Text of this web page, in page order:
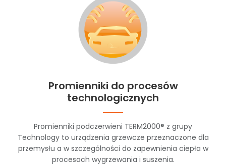
Promienniki do procesów
technologicznych
Promienniki podczerwieni TERM2000® z grupy
Technology to urządzenia grzewcze przeznaczone dla
przemysłu a w szczególności do zapewnienia ciepła w
procesach wygrzewania i suszenia.